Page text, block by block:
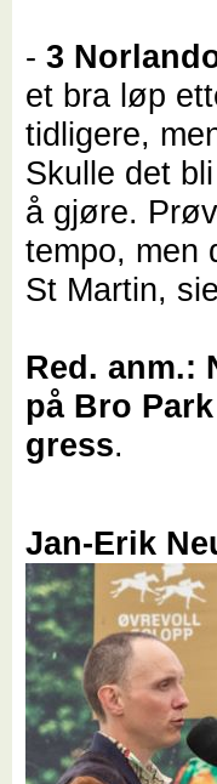
-3
et bra løp
tidligere,
Skulle det
å gjøre.
tempo, men
St Martin,
Red. anm.:
på Bro
gress.
Jan-Erik